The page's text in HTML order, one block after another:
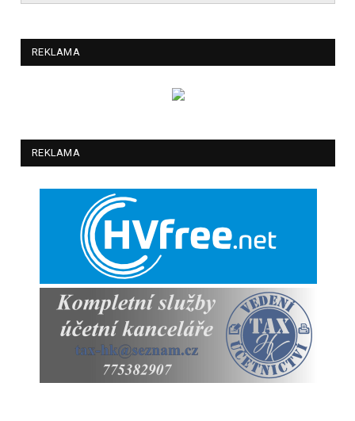
REKLAMA
REKLAMA